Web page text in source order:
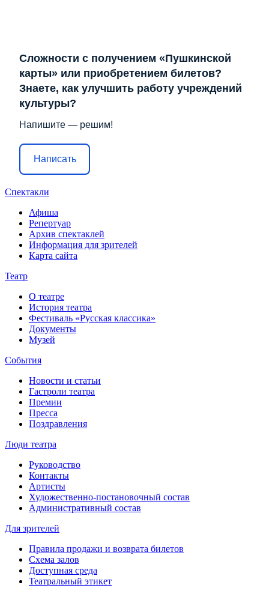
Сложности с получением «Пушкинской
карты» или приобретением билетов?
Знаете, как улучшить работу учреждений
культуры?
Напишите — решим!
Написать
Спектакли
Афиша
Репертуар
Архив спектаклей
Информация для зрителей
Карта сайта
Театр
О театре
История театра
Фестиваль «Русская классика»
Документы
Музей
События
Новости и статьи
Гастроли театра
Премии
Пресса
Поздравления
Люди театра
Руководство
Контакты
Артисты
Художественно-постановочный состав
Административный состав
Для зрителей
Правила продажи и возврата билетов
Схема залов
Доступная среда
Театральный этикет